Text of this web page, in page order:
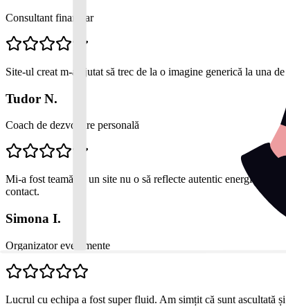
Consultant financiar
Site-ul creat m-a ajutat să trec de la o imagine generică la una
Tudor N.
Coach de dezvoltare personală
Mi-a fost teamă că un site nu o să reflecte autentic energia
contact.
Simona I.
Organizator evenimente
Lucrul cu echipa a fost super fluid. Am simțit că sunt ascultată